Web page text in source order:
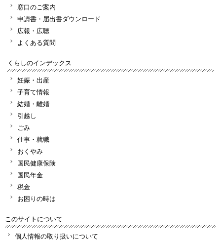
窓口のご案内
申請書・届出書ダウンロード
広報・広聴
よくある質問
くらしのインデックス
妊娠・出産
子育て情報
結婚・離婚
引越し
ごみ
仕事・就職
おくやみ
国民健康保険
国民年金
税金
お困りの時は
このサイトについて
個人情報の取り扱いについて